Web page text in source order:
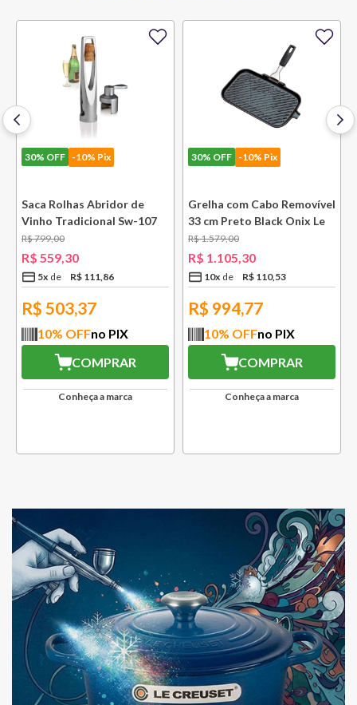
30% OFF -10% Pix
Saca Rolhas Abridor de
Vinho Tradicional Sw-107
Ply Le Creuset
R$799,00
R$ 559,30
5x R$ 111,86
R$ 503,37
10% OFFno PIX
COMPRAR
Conheça a marca
30% OFF -10% Pix
Grelha com Cabo Removível
33 cm Preto Black Onix Le
Creuset
R$1.579,00
R$ 1.105,30
10x R$ 110,53
R$ 994,77
10% OFFno PIX
COMPRAR
Conheça a marca